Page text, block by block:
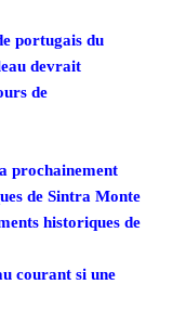
portugais du
devrait
de
prochainement
de Sintra Monte
historiques de
courant si une